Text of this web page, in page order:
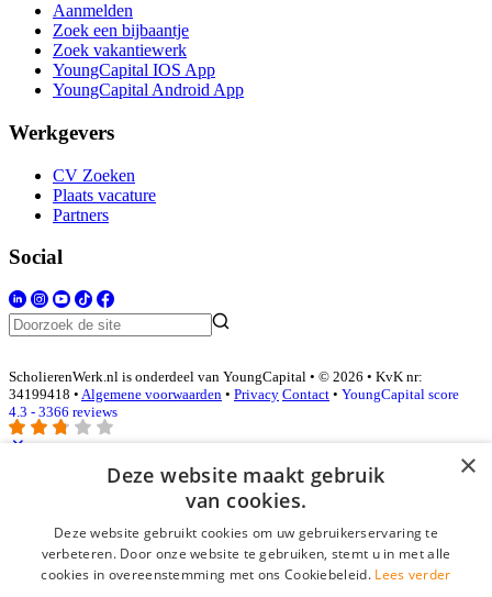
Aanmelden
Zoek een bijbaantje
Zoek vakantiewerk
YoungCapital IOS App
YoungCapital Android App
Werkgevers
CV Zoeken
Plaats vacature
Partners
Social
ScholierenWerk.nl is onderdeel van YoungCapital • © 2026 • KvK nr:
34199418 • Algemene voorwaarden • Privacy Contact • YoungCapital score
4.3 - 3366 reviews
Inloggen als bedrijf
E-mail*
Wachtwoord
×
Deze website maakt gebruik
van cookies.
Deze website gebruikt cookies om uw gebruikerservaring te
verbeteren. Door onze website te gebruiken, stemt u in met alle
cookies in overeenstemming met ons Cookiebeleid. Lees verder